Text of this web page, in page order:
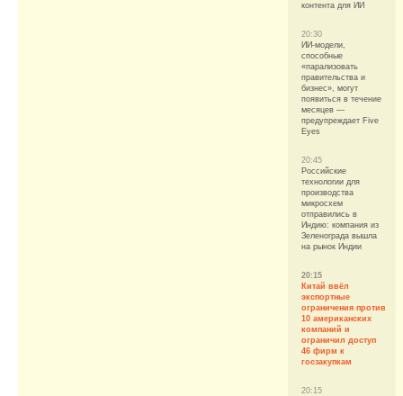
контента для ИИ
20:30
ИИ-модели,
способные
«парализовать
правительства и
бизнес», могут
появиться в течение
месяцев —
предупреждает Five
Eyes
20:45
Российские
технологии для
производства
микросхем
отправились в
Индию: компания из
Зеленограда вышла
на рынок Индии
20:15
Китай ввёл
экспортные
ограничения против
10 американских
компаний и
ограничил доступ
46 фирм к
госзакупкам
20:15